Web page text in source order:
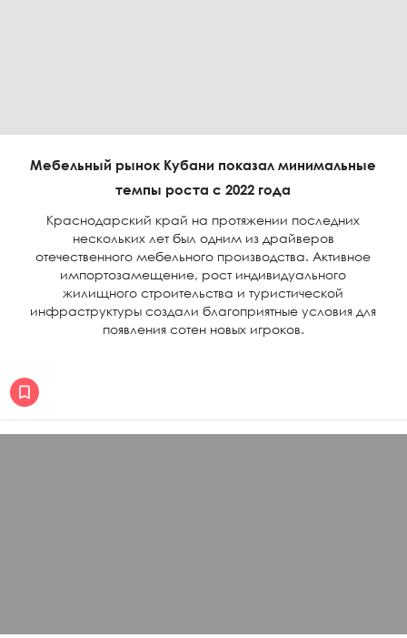
Мебельный рынок Кубани показал минимальные
темпы роста с 2022 года
Краснодарский край на протяжении последних
нескольких лет был одним из драйверов
отечественного мебельного производства. Активное
импортозамещение, рост индивидуального
жилищного строительства и туристической
инфраструктуры создали благоприятные условия для
появления сотен новых игроков.